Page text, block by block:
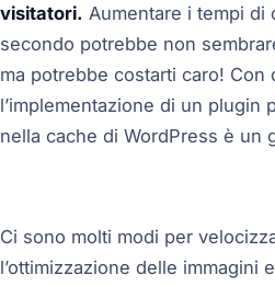
visitatori. Aumentare i tempi di
secondo potrebbe non
ma potrebbe costarti caro! Con
l’implementazione di un plugin
nella cache di WordPress è un
Ci sono molti modi per
l’ottimizzazione delle immagini